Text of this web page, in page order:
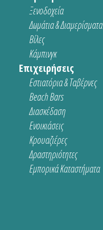
Ξενοδοχεία
Δωμάτια & Διαμερίσματα
Βίλες
Κάμπινγκ
Επιχειρήσεις
Εστιατόρια & Ταβέρνες
Beach Bars
Διασκέδαση
Ενοικιάσεις
Κρουαζιέρες
Δραστηριότητες
Εμπορικά Καταστήματα